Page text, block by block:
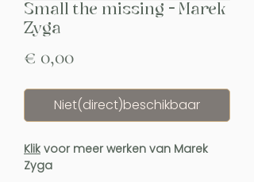
Small the missing - Marek
Zyga
€ 0,00Prijs
Niet(direct)beschikbaar
Klik voor meer werken van Marek
Zyga